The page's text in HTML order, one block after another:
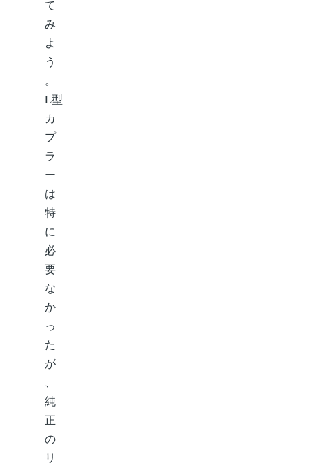
て
み
よ
う
。
L型
カ
プ
ラ
ー
は
特
に
必
要
な
か
っ
た
が
純
正
の
リ